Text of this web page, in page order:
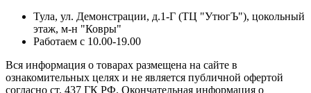
Тула, ул. Демонстрации, д.1-Г (ТЦ "УтюгЪ"), цокольный
этаж, м-н "Ковры"
Работаем с 10.00-19.00
Вся информация о товарах размещена на сайте в
ознакомительных целях и не является публичной офертой
согласно ст. 437 ГК РФ. Окончательная информация о